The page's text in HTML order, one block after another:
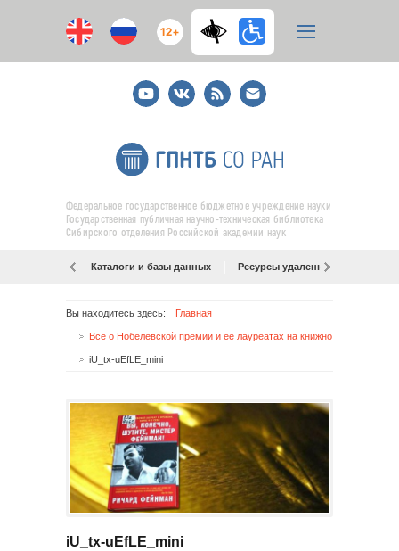
12+
YoutubeВКонтакте
RSS
E-
mail
подписка
Федеральное государственное бюджетное учреждение науки
Государственная публичная научно-техническая библиотека
Сибирского отделения Российской академии наук
Каталоги и базы данных Ресурсы удаленного доступа
Вы находитесь здесь: Главная
iU_tx-uEfLE_mini
iU_tx-uEfLE_mini